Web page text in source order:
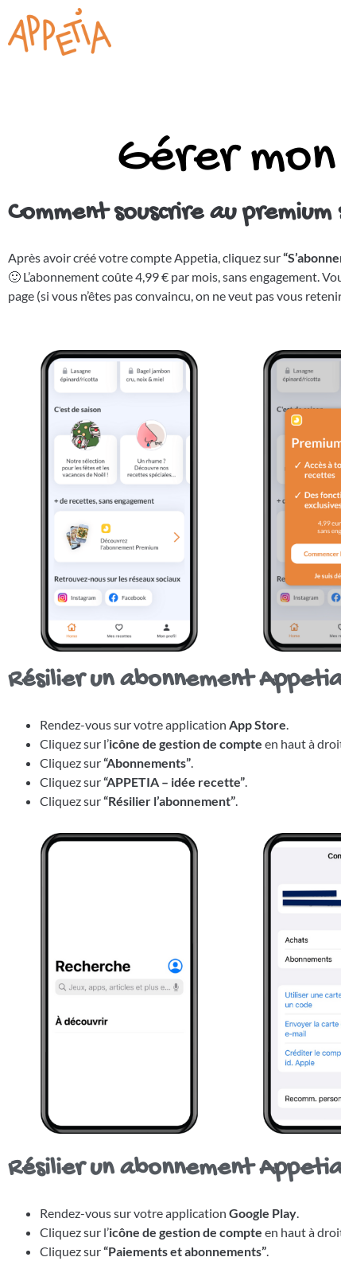
Gérer
Comment souscrire au
Après avoir créé votre compte Appetia, cliquez sur
🙂 L’abonnement coûte 4,99 € par mois, sans engagement.
page (si vous n’êtes pas convaincu, on ne veut pas vous
Résilier un abonnement
Rendez-vous sur votre application App Store
Cliquez sur l’icône de gestion de compte en haut à
Cliquez sur“Abonnements”
Cliquez sur“APPETIA – idée recette”
Cliquez sur“Résilier l’abonnement”
Résilier un abonnement
Rendez-vous sur votre application Google Play
Cliquez sur l’icône de gestion de compte en haut à
Cliquez sur“Paiements et abonnements”